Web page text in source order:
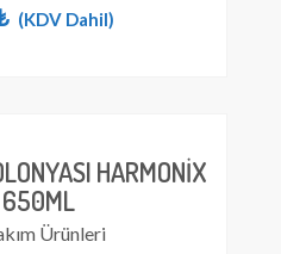
(KDV Dahil)
HARMONIX
650ML
Ürünleri